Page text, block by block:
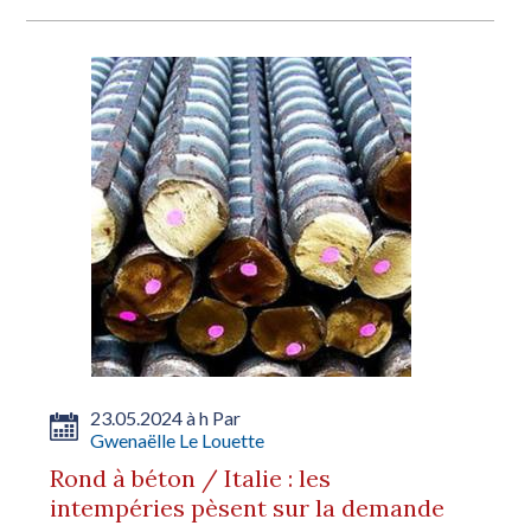
23.05.2024 à h Par
Gwenaëlle Le Louette
Rond à béton / Italie : les
intempéries pèsent sur la demande